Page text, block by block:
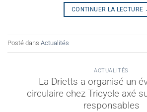
CONTINUER LA LECTURE
Posté dans Actualités
ACTUALITÉS
La Drietts a organisé un
circulaire chez Tricycle axé
responsables